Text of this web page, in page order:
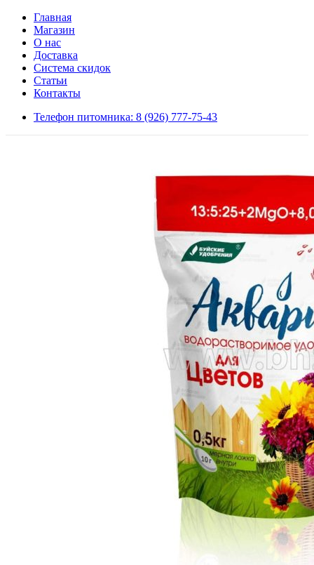
Главная
Магазин
О нас
Доставка
Система скидок
Статьи
Контакты
Телефон питомника: 8 (926) 777-75-43